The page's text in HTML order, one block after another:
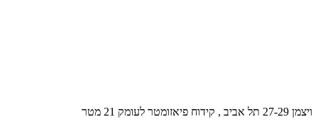
ויצמן 27-29 תל אביב , קידוח פיאזומטר לעומק 21 מטר